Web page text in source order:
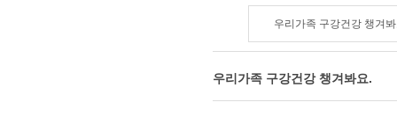
우리가족 구강건강 챙겨
우리가족 구강건강 챙겨봐요.